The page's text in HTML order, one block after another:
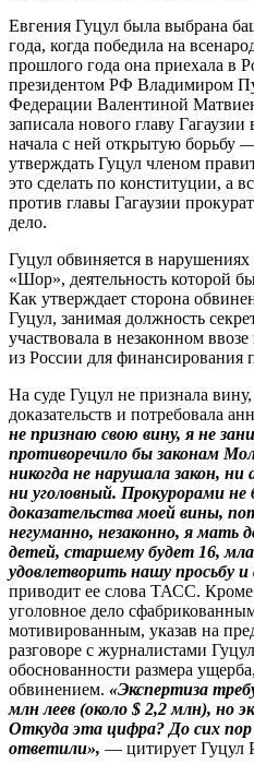
Евгения Гуцул была выбрана
года, когда победила на
прошлого года она приехала в
президентом РФ Владимиром
Федерации Валентиной
записала нового главу
начала с ней открытую борьбу
утверждать Гуцул членом
это сделать по конституции, а
против главы Гагаузии
дело.
Гуцул обвиняется в
«Шор», деятельность которой
Как утверждает сторона
Гуцул, занимая должность
участвовала в незаконном
из России для финансирования
На суде Гуцул не признала
доказательств и потребовала
не признаю свою вину, я не
противоречило бы законам
никогда не нарушала закон,
ни уголовный. Прокурорами не
доказательства моей вины,
негуманно, незаконно, я мать
детей, старшему будет 16,
удовлетворить нашу просьбу
приводит ее слова ТАСС. Кроме
уголовное дело
мотивированным, указав на
разговоре с журналистами
обоснованности размера
обвинением. «Экспертиза
млн леев (около $ 2,2 млн), но
Откуда эта цифра? До сих
ответили», — цитирует Гуцул